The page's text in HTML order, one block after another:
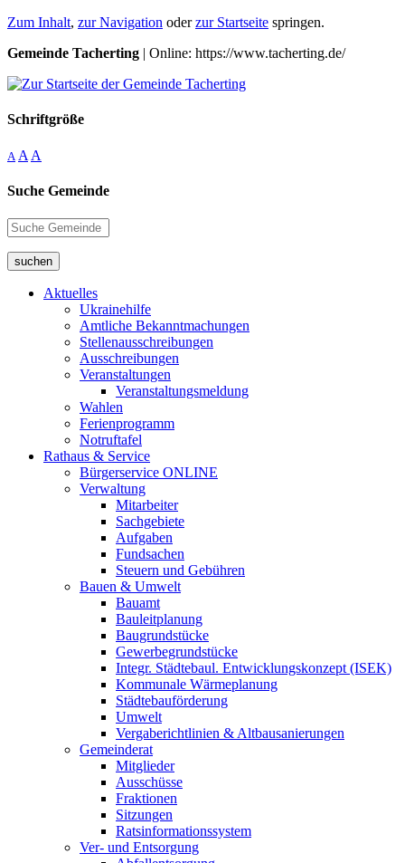
Zum Inhalt, zur Navigation oderzur Startseite springen.
Gemeinde Tacherting | Online: https://www.tacherting.de/
Schriftgröße
A A A
Suche Gemeinde
suchen
Aktuelles
Ukrainehilfe
Amtliche Bekanntmachungen
Stellenausschreibungen
Ausschreibungen
Veranstaltungen
Veranstaltungsmeldung
Wahlen
Ferienprogramm
Notruftafel
Rathaus & Service
Bürgerservice ONLINE
Verwaltung
Mitarbeiter
Sachgebiete
Aufgaben
Fundsachen
Steuern und Gebühren
Bauen & Umwelt
Bauamt
Bauleitplanung
Baugrundstücke
Gewerbegrundstücke
Integr. Städtebaul. Entwicklungskonzept (ISEK)
Kommunale Wärmeplanung
Städtebauförderung
Umwelt
Vergaberichtlinien & Altbausanierungen
Gemeinderat
Mitglieder
Ausschüsse
Fraktionen
Sitzungen
Ratsinformationssystem
Ver- und Entsorgung